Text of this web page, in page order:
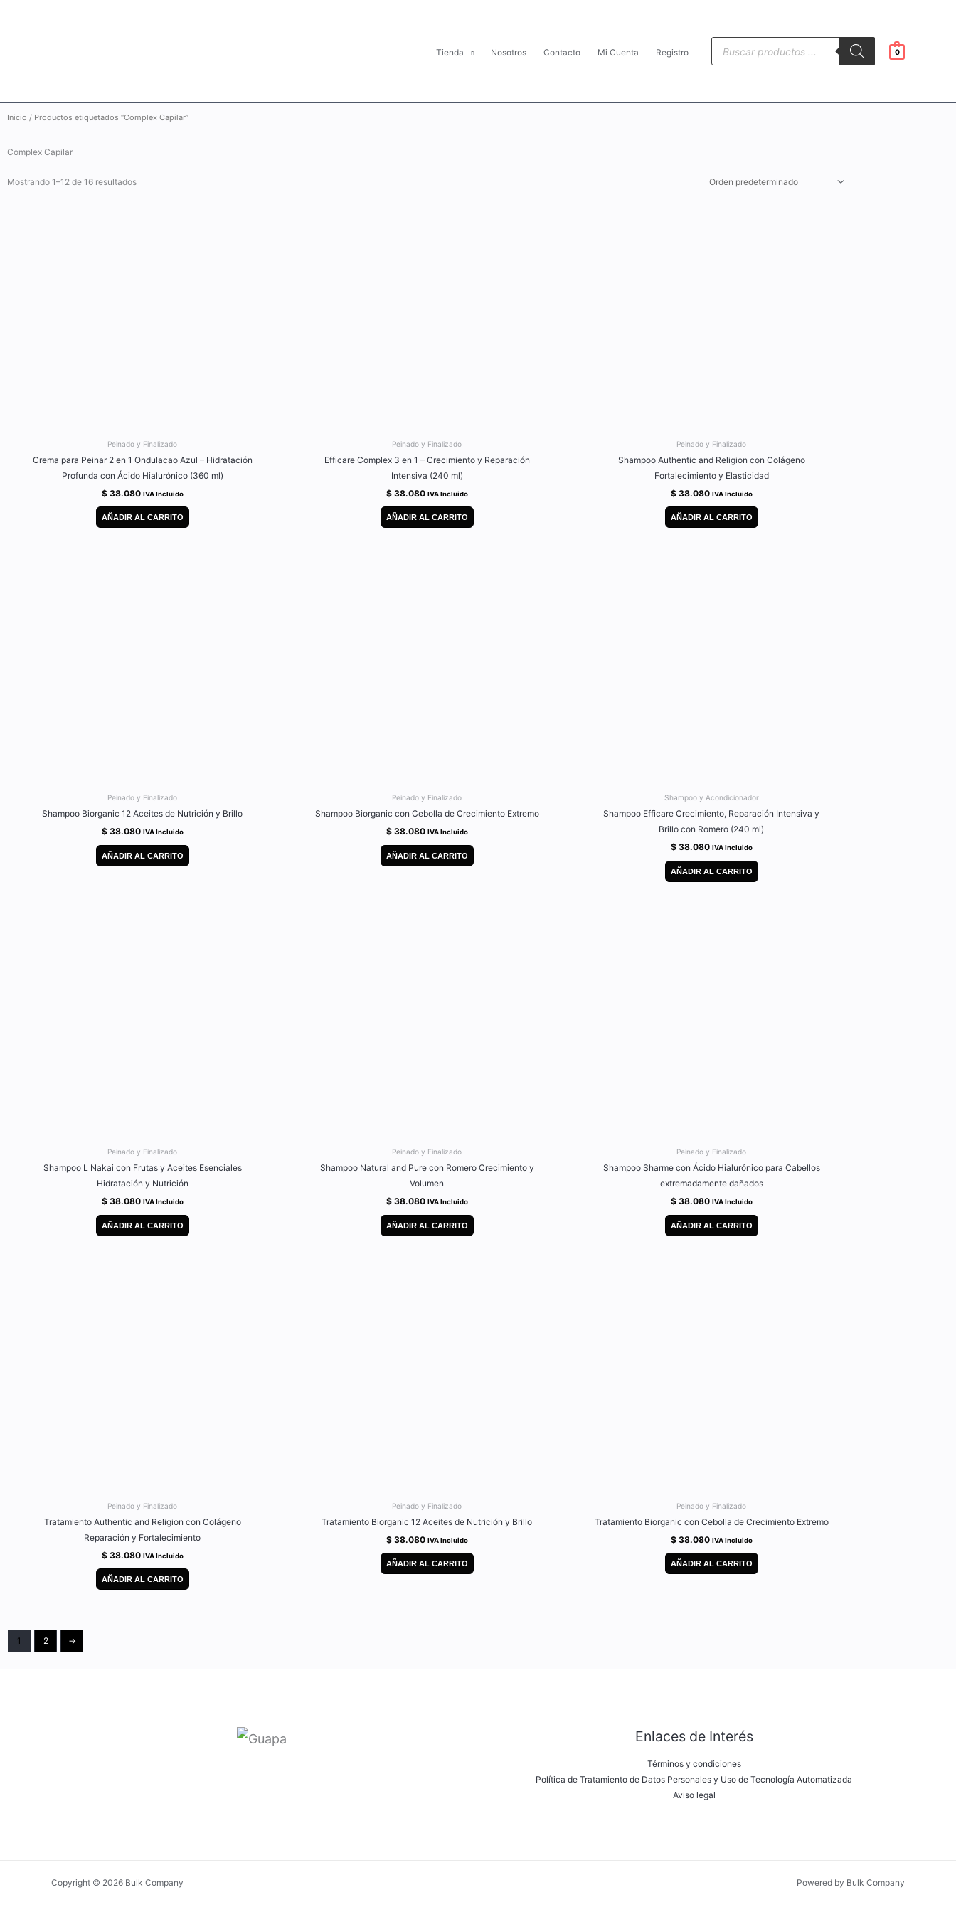
Tienda
Nosotros Contacto Mi Cuenta Registro
Búsqueda
productos
0
Inicio / Productos etiquetados “Complex Capilar”
Complex Capilar
Mostrando 1–12 de 16 resultados
Peinado y Finalizado
Crema para Peinar 2 en 1 Ondulacao Azul – Hidratación
Profunda con Ácido Hialurónico (360 ml)
$38.080 IVA Incluido
AÑADIR AL CARRITO
Peinado y Finalizado
Efficare Complex 3 en 1 – Crecimiento y Reparación
Intensiva (240 ml)
$38.080 IVA Incluido
AÑADIR AL CARRITO
Peinado y Finalizado
Shampoo Authentic and Religion con Colágeno
Fortalecimiento y Elasticidad
$38.080 IVA Incluido
AÑADIR AL CARRITO
Peinado y Finalizado
Shampoo Biorganic 12 Aceites de Nutrición y Brillo
$38.080 IVA Incluido
AÑADIR AL CARRITO
Peinado y Finalizado
Shampoo Biorganic con Cebolla de Crecimiento Extremo
$38.080 IVA Incluido
AÑADIR AL CARRITO
Shampoo y Acondicionador
Shampoo Efficare Crecimiento, Reparación Intensiva y
Brillo con Romero (240 ml)
$38.080 IVA Incluido
AÑADIR AL CARRITO
Peinado y Finalizado
Shampoo L Nakai con Frutas y Aceites Esenciales
Hidratación y Nutrición
$38.080 IVA Incluido
AÑADIR AL CARRITO
Peinado y Finalizado
Shampoo Natural and Pure con Romero Crecimiento y
Volumen
$38.080 IVA Incluido
AÑADIR AL CARRITO
Peinado y Finalizado
Shampoo Sharme con Ácido Hialurónico para Cabellos
extremadamente dañados
$38.080 IVA Incluido
AÑADIR AL CARRITO
Peinado y Finalizado
Tratamiento Authentic and Religion con Colágeno
Reparación y Fortalecimiento
$38.080 IVA Incluido
AÑADIR AL CARRITO
Peinado y Finalizado
Tratamiento Biorganic 12 Aceites de Nutrición y Brillo
$38.080 IVA Incluido
AÑADIR AL CARRITO
Peinado y Finalizado
Tratamiento Biorganic con Cebolla de Crecimiento Extremo
$38.080 IVA Incluido
AÑADIR AL CARRITO
1 2 →
Enlaces de Interés
Términos y condiciones
Política de Tratamiento de Datos Personales y Uso de Tecnología Automatizada
Aviso legal
Copyright © 2026 Bulk Company Powered by Bulk Company